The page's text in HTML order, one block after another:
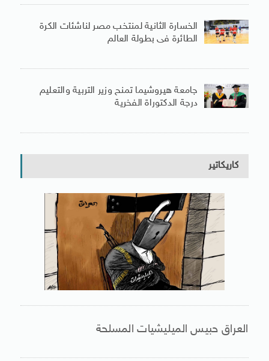
الخسارة الثانية لمنتخب مصر لناشئات الكرة
الطائرة فى بطولة العالم
جامعة هيروشيما تمنح وزير التربية والتعليم
درجة الدكتوراة الفخرية
كاريكاتير
العراق حبيس الميليشيات المسلحة